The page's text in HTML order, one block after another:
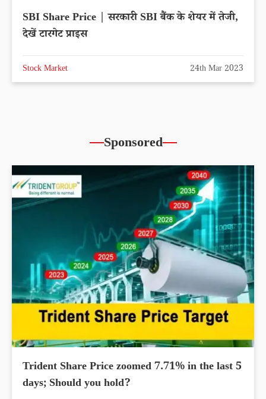
SBI Share Price | सरकारी SBI बैंक के शेयर में तेजी,
देखें टारगेट प्राइस
Stock Market 24th Mar 2023
Sponsored
Trident Share Price zoomed 7.71% in the last 5
days; Should you hold?